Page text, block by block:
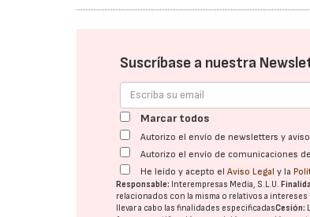
Suscríbase a nuestra
Marcar todos
Autorizo el envío de newsletters y
Autorizo el envío de comunicaciones
He leído y acepto elAviso Legal y la
Responsable: Interempresas Media, S.L.U.
relacionados con la misma o relativos a
llevar a cabo las finalidades especificadasCesión: